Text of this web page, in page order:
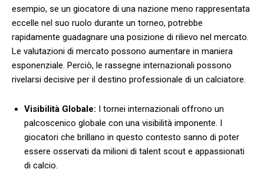
esempio, se un giocatore ⁢di una⁢ nazione meno rappresentata‌
eccelle nel suo ruolo durante un⁢ torneo, potrebbe
rapidamente guadagnare ⁣una posizione di⁢ rilievo nel mercato.
Le valutazioni di ​mercato possono aumentare in maniera
esponenziale. ​Perciò, le rassegne internazionali⁤ possono
rivelarsi decisive per il destino professionale di un calciatore.
Visibilità Globale: I tornei internazionali offrono un
palcoscenico ‌globale con una visibilità imponente. I‌
giocatori che brillano in‌ questo ‌contesto sanno di poter
essere osservati da milioni di talent scout ‍e appassionati
di calcio.